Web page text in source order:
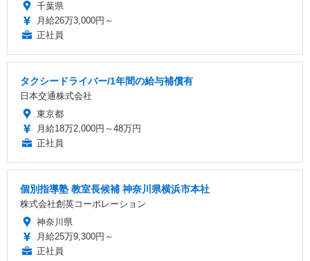
千葉県
月給26万3,000円～
正社員
タクシードライバー/1年間の給与補償有
日本交通株式会社
東京都
月給18万2,000円～48万円
正社員
個別指導塾 教室長候補 神奈川県横浜市本社
株式会社創英コーポレーション
神奈川県
月給25万9,300円～
正社員